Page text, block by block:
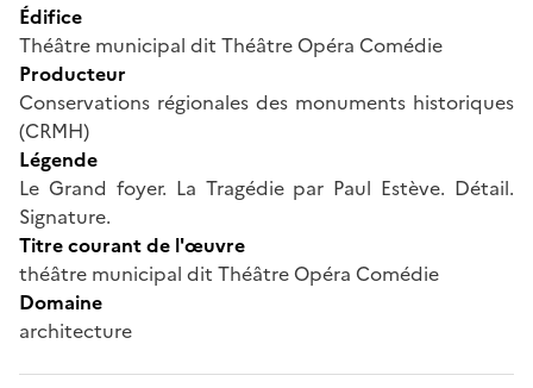
Édifice
Théâtre municipal dit Théâtre Opéra Comédie
Producteur
Conservations régionales des monuments historiques
(CRMH)
Légende
Le Grand foyer. La Tragédie par Paul Estève. Détail.
Signature.
Titre courant de l'œuvre
théâtre municipal dit Théâtre Opéra Comédie
Domaine
architecture